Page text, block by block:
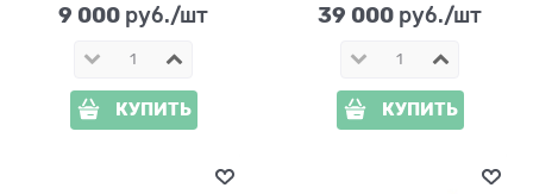
9 000 руб./шт
КУПИТЬ
39 000 руб./шт
КУПИТЬ